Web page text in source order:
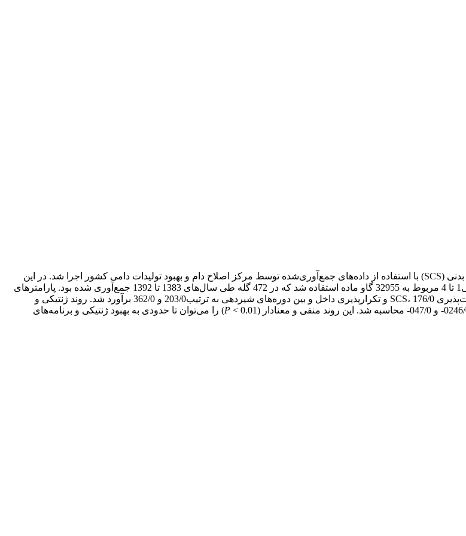
پژوهش حاضر به‌منظور برآورد اجزای واریانس، روند ژنتیکی و فنوتیپی امتیاز سلول‌های بدنی (SCS) با استفاده از داده‌های جمع‌آوری‌شده توسط مرکز اصلاح دام و بهبود تولیدات دامی کشور اجرا شد. در این
مطالعه، از 850729 رکورد روز آزمون شمار سلول‌های بدنی (SCC) در دوره‌های شیردهی1 تا 4 مربوط به 32955 گاو ماده استفاده شد که در 472 گله طی سال‌های 1383 تا 1392 جمع‌آوری ‌شده بود. پارامترهای
ژنتیکی با استفاده از مدل دام روزآزمون تکرارپذیر و نرم‌افزار ASReml برآورد شد. وراثت‌پذیری SCS، 176/0 و تکرارپذیری داخل و بین دوره‌های شیردهی به ترتیب203/0 و 362/0 برآورد شد. روند ژنتیکی و
P< 0.01) را می‌توان تا حدودی به بهبود ژنتیکی و برنامه‌های